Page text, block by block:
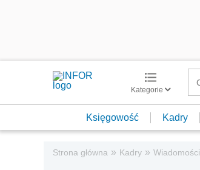
Kategorie
Księgowość Kadry
Strona główna » Kadry » Wiadomości